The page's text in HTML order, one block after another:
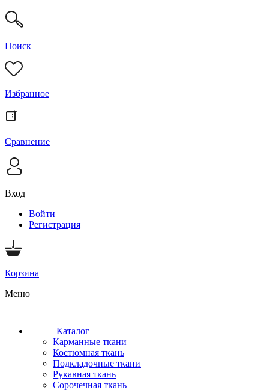
Поиск
Избранное
Сравнение
Вход
Войти
Регистрация
Корзина
Меню
Каталог
Карманные ткани
Костюмная ткань
Подкладочные ткани
Рукавная ткань
Сорочечная ткань